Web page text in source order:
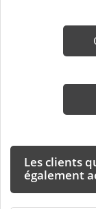
Les clients
également